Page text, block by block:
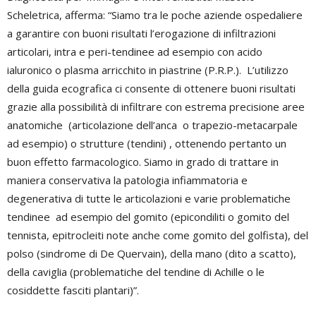
Scheletrica, afferma: “Siamo tra le poche aziende ospedaliere
a garantire con buoni risultati l’erogazione di infiltrazioni
articolari, intra e peri-tendinee ad esempio con acido
ialuronico o plasma arricchito in piastrine (P.R.P.). L’utilizzo
della guida ecografica ci consente di ottenere buoni risultati
grazie alla possibilità di infiltrare con estrema precisione aree
anatomiche (articolazione dell’anca o trapezio-metacarpale
ad esempio) o strutture (tendini) , ottenendo pertanto un
buon effetto farmacologico. Siamo in grado di trattare in
maniera conservativa la patologia infiammatoria e
degenerativa di tutte le articolazioni e varie problematiche
tendinee ad esempio del gomito (epicondiliti o gomito del
tennista, epitrocleiti note anche come gomito del golfista), del
polso (sindrome di De Quervain), della mano (dito a scatto),
della caviglia (problematiche del tendine di Achille o le
cosiddette fasciti plantari)”.